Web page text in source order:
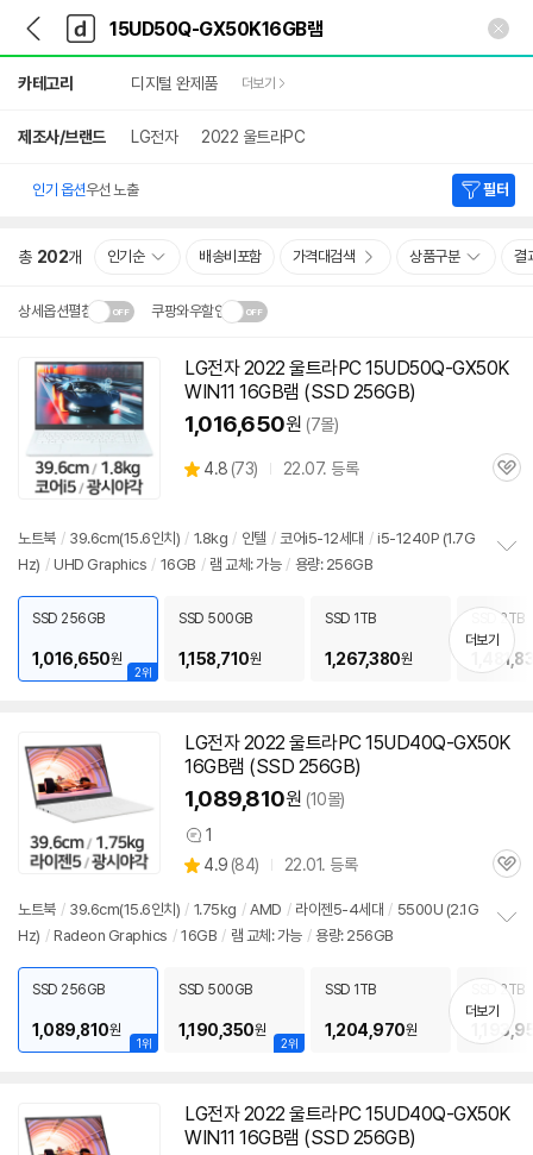
다
나
와
가
기
다
와
메
인
카테고리 디지털 완제품 더보기
제조사/브랜드 LG전자 2022 울트라PC
인기 옵션우선 노출 필터
총 202개 인기순 배송비포함 가격대검색 상품구분 결
상세옵션펼침 쿠팡와우할인
설치 환경·지역에 따라
배송·설치비가 달라집니다.닫
기
LG전자 2022 울트라PC 15UD50Q-GX50K
WIN11 16GB램 (SSD 256GB)
1,016,650원 (7몰)
별
4.8 (상
뷰
73) 22.07. 등록
관
노트북 / 39.6cm(15.6인치) / 1.8kg / 인텔 / 코어i5-12세대 / i5-1240P (1.7G
Hz) / UHD Graphics / 16GB / 램 교체: 가능 / 용량: 256GB
펼
치
기
2위
SSD 256GB
1,016,650원
SSD 500GB
1,158,710원
SSD 1TB
1,267,380원
SSD 2TB
더보기
LG전자 2022 울트라PC 15UD40Q-GX50K
16GB램 (SSD 256GB)
1,089,810원 (10몰)
상
품
견
1
별
점
4.9 (상
리
뷰
84) 22.01. 등록
관
노트북 / 39.6cm(15.6인치) / 1.75kg / AMD / 라이젠5-4세대 / 5500U (2.1G
Hz) / Radeon Graphics / 16GB / 램 교체: 가능 / 용량: 256GB
펼
치
기
1위
SSD 256GB
1,089,810원
2위
SSD 500GB
1,190,350원
SSD 1TB
1,204,970원
SSD 2TB
더보기
LG전자 2022 울트라PC 15UD40Q-GX50K
WIN11 16GB램 (SSD 256GB)